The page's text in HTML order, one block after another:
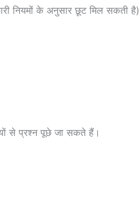
नियमों के अनुसार छूट मिल सकती है)
से प्रश्न पूछे जा सकते हैं।